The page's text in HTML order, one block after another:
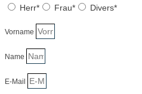
Herr* Frau* Divers*
Vorname
Name
E-Mail